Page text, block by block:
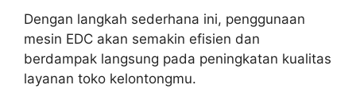
Dengan langkah sederhana ini, penggunaan
mesin EDC akan semakin efisien dan
berdampak langsung pada peningkatan kualitas
layanan toko kelontongmu.